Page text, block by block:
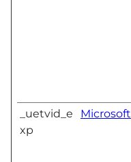
_uetvid_e
xp
Microsoft